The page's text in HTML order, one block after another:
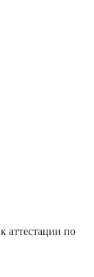
аттестации по